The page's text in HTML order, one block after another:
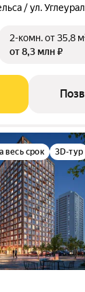
/ ул.
2-комн.от 35,8
от 8,3 млн ₽
весь срок 3D-тур